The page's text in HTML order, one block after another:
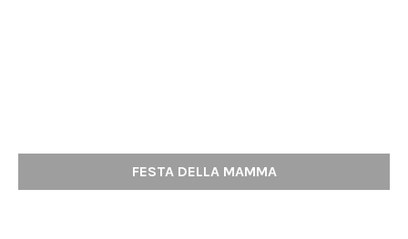
FESTA DELLA MAMMA